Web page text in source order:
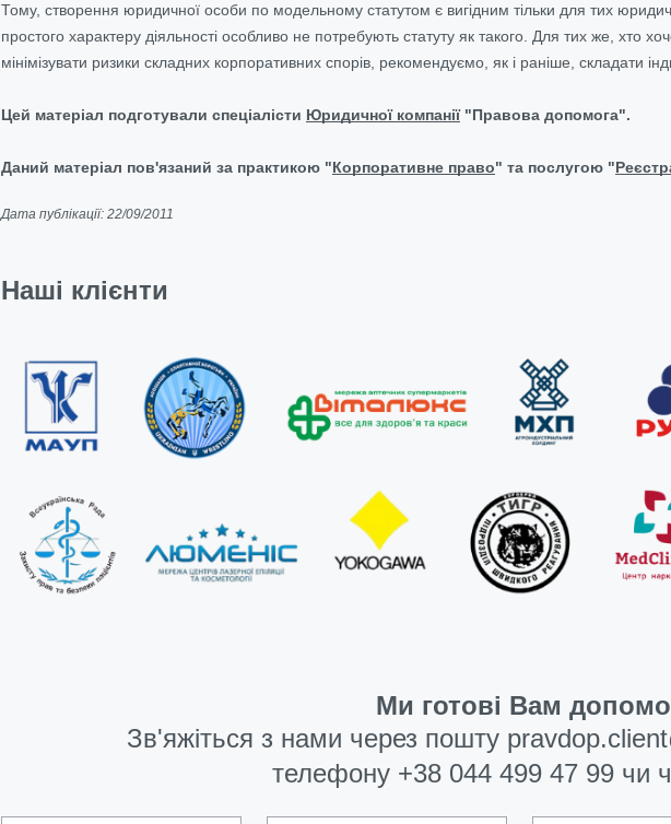
Тому, створення юридичної особи по модельному статутом є вигідним тільки для тих
простого характеру діяльності особливо не потребують статуту як такого. Для тих же, хто
мінімізувати ризики складних корпоративних спорів, рекомендуємо, як і раніше, складати
Цей матеріал подготували спеціалісти Юридичної компанії"Правова допомога".
Даний матеріал пов'язаний за практикою "Корпоративне право" та послугою "
Дата публікації: 22/09/2011
Наші клієнти
Ми готові Вам
Зв'яжіться з нами через пошту
телефону +38 044 499 47 99 чи